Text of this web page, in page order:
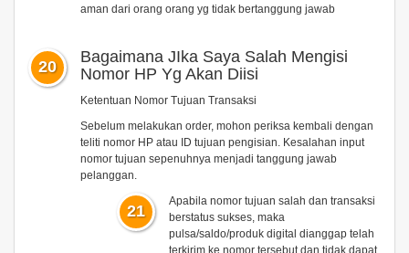
aman dari orang orang yg tidak bertanggung jawab
20
Bagaimana JIka Saya Salah Mengisi
Nomor HP Yg Akan Diisi
Ketentuan Nomor Tujuan Transaksi
Sebelum melakukan order, mohon periksa kembali dengan
teliti nomor HP atau ID tujuan pengisian. Kesalahan input
nomor tujuan sepenuhnya menjadi tanggung jawab
pelanggan.
21
Apabila nomor tujuan salah dan transaksi
berstatus sukses, maka
pulsa/saldo/produk digital dianggap telah
terkirim ke nomor tersebut dan tidak dapat